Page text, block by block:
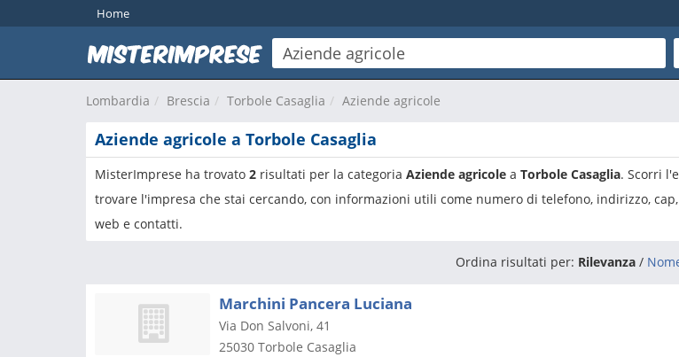
Home
Lombardia Brescia Torbole Casaglia Aziende agricole
Aziende agricole a Torbole Casaglia
MisterImprese ha trovato 2 risultati per la categoria Aziende agricole a Torbole Casaglia. Scorri
trovare l'impresa che stai cercando, con informazioni utili come numero di telefono, indirizzo,
web e contatti.
Ordina risultati per: Rilevanza /
Marchini Pancera Luciana
Via Don Salvoni, 41
25030 Torbole Casaglia